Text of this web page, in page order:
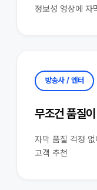
정보성 영상에 자
방송사 / 엔터
무조건 품질
자막 품질 걱정
고객 추천